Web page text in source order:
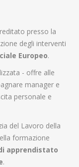
presso la
degli interventi
Europeo.
- offre alle
manager e
personale e
del Lavoro della
formazione
apprendistato
.